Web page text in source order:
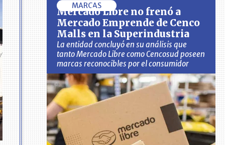
MARCAS
Mercado Libre no frenó a
Mercado Emprende de Cenco
Malls en la Superindustria
La entidad concluyó en su análisis que
tanto Mercado Libre como Cencosud poseen
marcas reconocibles por el consumidor